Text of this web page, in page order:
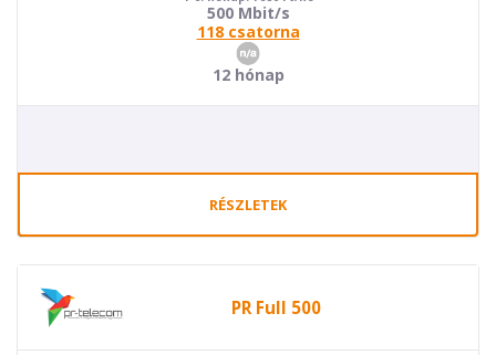
500 Mbit/s
118 csatorna
12 hónap
RÉSZLETEK
PR Full 500